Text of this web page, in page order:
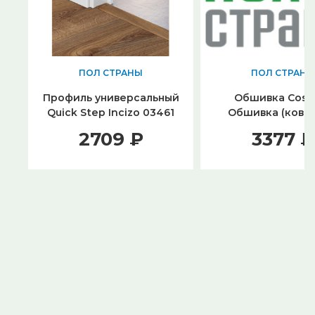
ПОЛ СТРАНЫ
Профиль универсальный
Quick Step Incizo 03461
2709 ₽
ПОЛ СТРАНЫ
Обшивка
Обшивка
Лунный свет
3377 ₽